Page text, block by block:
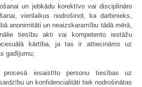
un jebkādu korektīvo vai disciplināro
vienlaikus nodrošinot, ka darbinieks,
anonimitāti un neaizskaramību tādā mērā,
tiesību akti vai kompetento iestāžu
kārtība, ja tas ir attiecināms uz
gadījumu;
procesā iesaistīto personu tiesības uz
un konfidencialitāti tiek nodrošinātas